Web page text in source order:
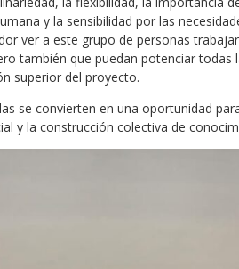
y la sensibilidad por las
ver a este grupo de personas
también que puedan potenciar todas
superior del proyecto.
se convierten en una oportunidad
y la construcción colectiva de